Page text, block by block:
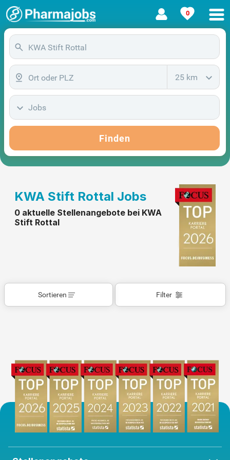
0
25 km
Jobs
Finden
KWA Stift Rottal Jobs
0 aktuelle Stellenangebote bei KWA
Stift Rottal
Filter
Sortieren